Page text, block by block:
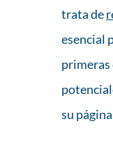
trata de
esencial
primeras
su